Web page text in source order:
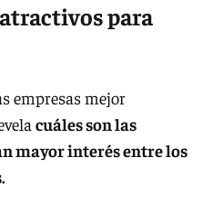
para
empresas mejor
cuáles son las
mayor interés entre los